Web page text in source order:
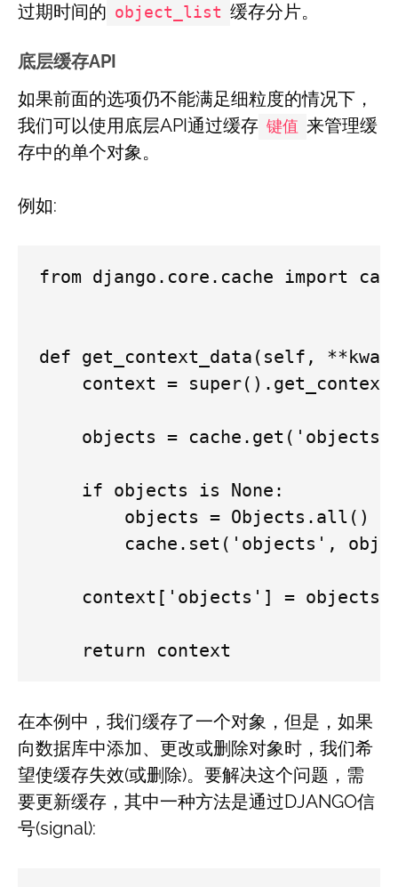
过期时间的 object_list 缓存分片。
底层缓存API
如果前面的选项仍不能满足细粒度的情况下，
我们可以使用底层API通过缓存 键值 来管理缓
存中的单个对象。
例如:
from django.core.cache import
def get_context_data(self,
context =
objects =
    if objects is None:
        objects = Objects.all()
cache.set('objects',
    context['objects'] = objects
    return context
在本例中，我们缓存了一个对象，但是，如果
向数据库中添加、更改或删除对象时，我们希
望使缓存失效(或删除)。要解决这个问题，需
要更新缓存，其中一种方法是通过DJANGO信
号(signal):